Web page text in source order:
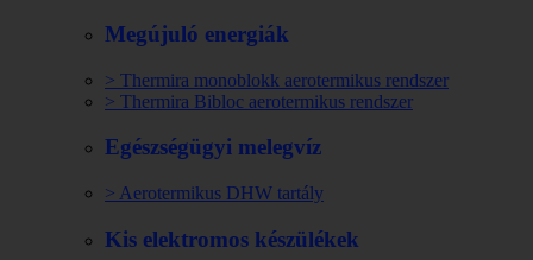
Megújuló energiák
> Thermira monoblokk aerotermikus rendszer
> Thermira Bibloc aerotermikus rendszer
Egészségügyi melegvíz
> Aerotermikus DHW tartály
Kis elektromos készülékek